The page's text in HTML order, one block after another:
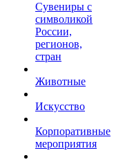
Сувениры с
символикой
России,
регионов,
стран
Животные
Искусство
Корпоративные
мероприятия